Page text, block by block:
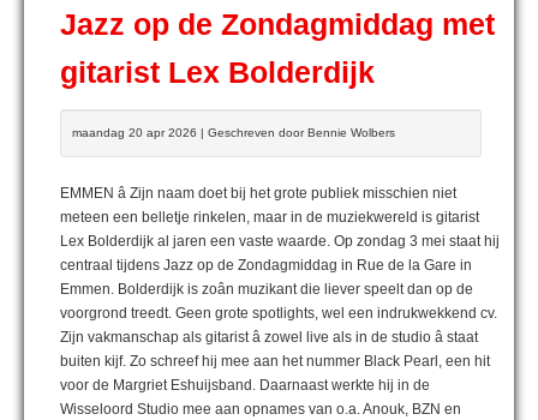
Jazz op de Zondagmiddag met
gitarist Lex Bolderdijk
maandag 20 apr 2026 | Geschreven door Bennie Wolbers
EMMEN â Zijn naam doet bij het grote publiek misschien niet
meteen een belletje rinkelen, maar in de muziekwereld is gitarist
Lex Bolderdijk al jaren een vaste waarde. Op zondag 3 mei staat hij
centraal tijdens Jazz op de Zondagmiddag in Rue de la Gare in
Emmen. Bolderdijk is zoân muzikant die liever speelt dan op de
voorgrond treedt. Geen grote spotlights, wel een indrukwekkend cv.
Zijn vakmanschap als gitarist â zowel live als in de studio â staat
buiten kijf. Zo schreef hij mee aan het nummer Black Pearl, een hit
voor de Margriet Eshuijsband. Daarnaast werkte hij in de
Wisseloord Studio mee aan opnames van o.a. Anouk, BZN en